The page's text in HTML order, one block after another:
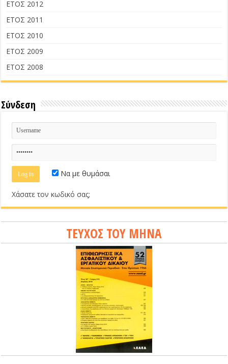
ΕΤΟΣ 2012
ΕΤΟΣ 2011
ΕΤΟΣ 2010
ΕΤΟΣ 2009
ΕΤΟΣ 2008
Σύνδεση
Να με θυμάσαι
Χάσατε τον κωδικό σας;
ΤΕΥΧΟΣ ΤΟΥ ΜΗΝΑ